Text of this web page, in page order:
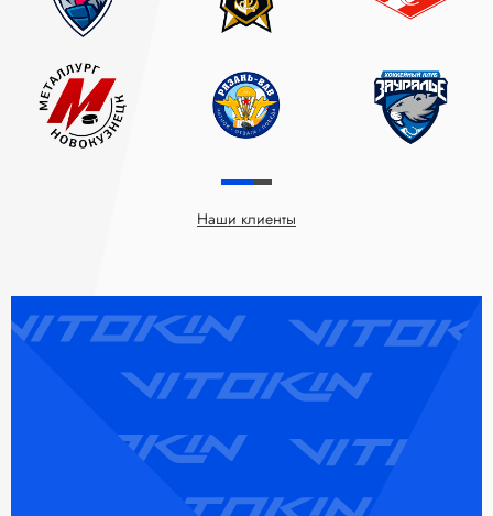
Наши клиенты